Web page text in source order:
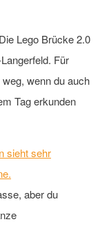
Lego Brücke 2.0
Für
wenn du auch
Tag erkunden
aber du